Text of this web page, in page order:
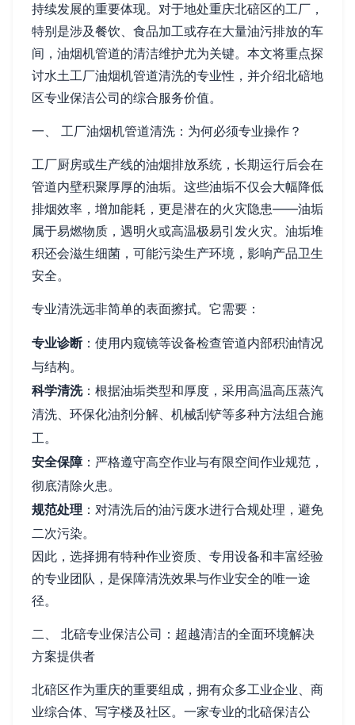
持续发展的重要体现。对于地处重庆北碚区的工厂，
特别是涉及餐饮、食品加工或存在大量油污排放的车
间，油烟机管道的清洁维护尤为关键。本文将重点探
讨水土工厂油烟机管道清洗的专业性，并介绍北碚地
区专业保洁公司的综合服务价值。
一、 工厂油烟机管道清洗：为何必须专业操作？
工厂厨房或生产线的油烟排放系统，长期运行后会在
管道内壁积聚厚厚的油垢。这些油垢不仅会大幅降低
排烟效率，增加能耗，更是潜在的火灾隐患——油垢
属于易燃物质，遇明火或高温极易引发火灾。油垢堆
积还会滋生细菌，可能污染生产环境，影响产品卫生
安全。
专业清洗远非简单的表面擦拭。它需要：
专业诊断：使用内窥镜等设备检查管道内部积油情况
与结构。
科学清洗：根据油垢类型和厚度，采用高温高压蒸汽
清洗、环保化油剂分解、机械刮铲等多种方法组合施
工。
安全保障：严格遵守高空作业与有限空间作业规范，
彻底清除火患。
规范处理 ：对清洗后的油污废水进行合规处理，避免
二次污染。
因此，选择拥有特种作业资质、专用设备和丰富经验
的专业团队，是保障清洗效果与作业安全的唯一途
径。
二、 北碚专业保洁公司：超越清洁的全面环境解决
方案提供者
北碚区作为重庆的重要组成，拥有众多工业企业、商
业综合体、写字楼及社区。一家专业的北碚保洁公